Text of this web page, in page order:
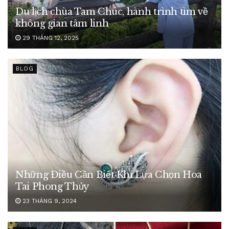
Du lịch chùa Tam Chúc, hành trình tìm về
không gian tâm linh
29 THÁNG 12, 2025
BLOG
Những Điều Cần Biết Khi Lựa Chọn Hoa
Tai Phong Thủy
23 THÁNG 9, 2024